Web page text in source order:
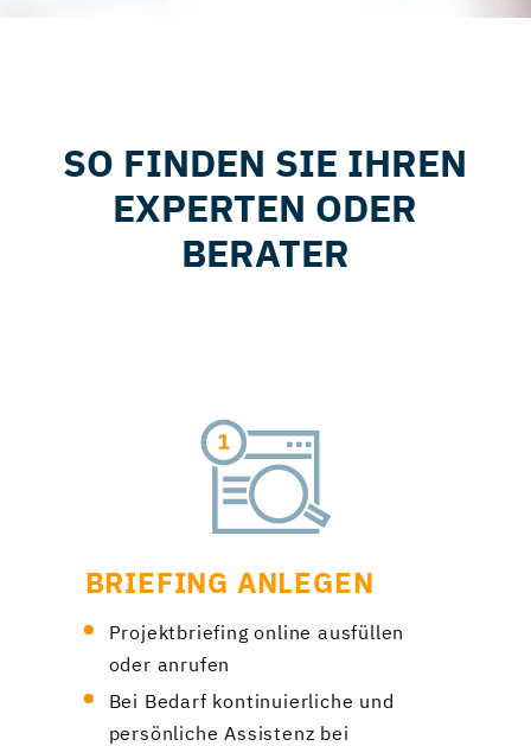
SO FINDEN SIE IHREN
EXPERTEN ODER
BERATER
BRIEFING ANLEGEN
Projektbriefing online ausfüllen
oder anrufen
Bei Bedarf kontinuierliche und
persönliche Assistenz bei